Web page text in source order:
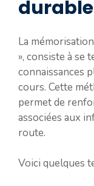
La
», consiste à se
connaissances
cours. Cette
permet de
associées aux
route.
Voici quelques